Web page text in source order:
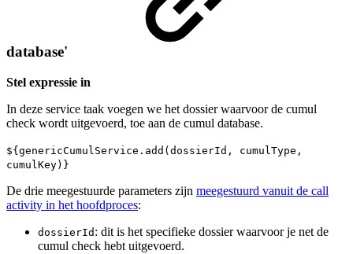
database'
Stel expressie in
In deze service taak voegen we het dossier waarvoor de cumul
check wordt uitgevoerd, toe aan de cumul database.
${genericCumulService.add(dossierId, cumulType,
cumulKey)}
De drie meegestuurde parameters zijn meegestuurd vanuit de call
activity in het hoofdproces:
dossierId : dit is het specifieke dossier waarvoor je net de
cumul check hebt uitgevoerd.